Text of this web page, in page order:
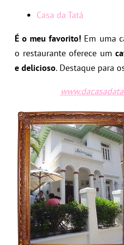
Casa da Tatá
É o meu favorito! Em uma
o restaurante oferece um
e delicioso. Destaque para